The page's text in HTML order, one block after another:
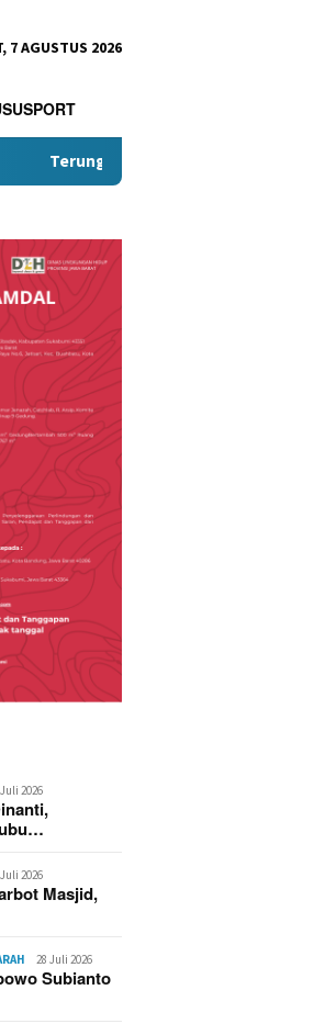
7 AGUSTUS 2026
Kades Tamanjaya Diduga Terlibat Kasus
Kasepuhan Cipta Mulya
Sukabumi, 70 Rumah dan
2026
2026
Masjid,
28 Juli 2026
Subianto